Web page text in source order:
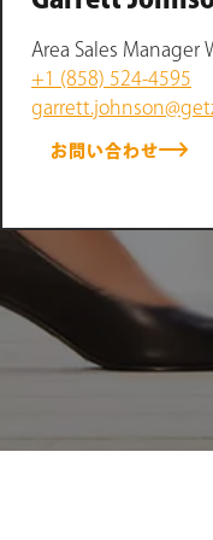
Area Sales Manager
+1 (858) 524-4595
お問い合わせ